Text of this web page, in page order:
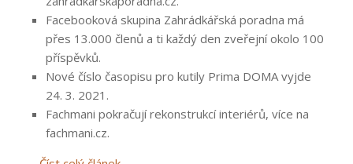
Facebooková skupina Zahrádkářská poradna má
přes 13.000 členů a ti každý den zveřejní okolo 100
příspěvků.
Nové číslo časopisu pro kutily Prima DOMA vyjde
24. 3. 2021.
Fachmani pokračují rekonstrukcí interiérů, více na
fachmani.cz.